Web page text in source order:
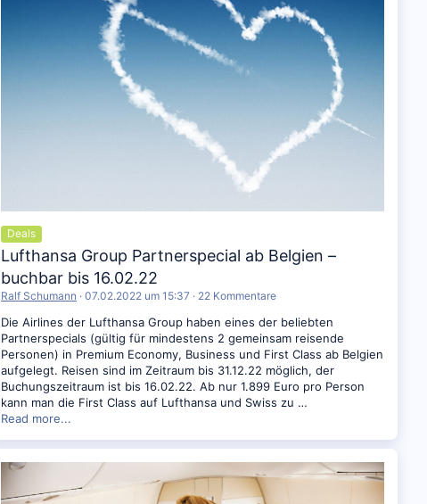
Deals
Lufthansa Group Partnerspecial ab Belgien –
buchbar bis 16.02.22
Ralf Schumann 07.02.2022 um 15:37 22 Kommentare
Die Airlines der Lufthansa Group haben eines der beliebten
Partnerspecials (gültig für mindestens 2 gemeinsam reisende
Personen) in Premium Economy, Business und First Class ab Belgien
aufgelegt. Reisen sind im Zeitraum bis 31.12.22 möglich, der
Buchungszeitraum ist bis 16.02.22. Ab nur 1.899 Euro pro Person
kann man die First Class auf Lufthansa und Swiss zu …
Read more...